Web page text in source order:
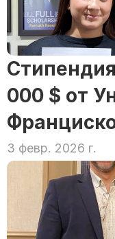
000 $ от
3 февр. 2026 г.